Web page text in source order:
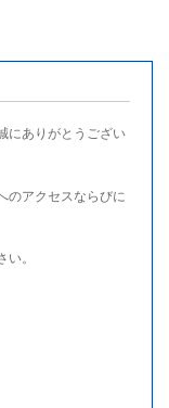
にありがとうござい
のアクセスならびに
。